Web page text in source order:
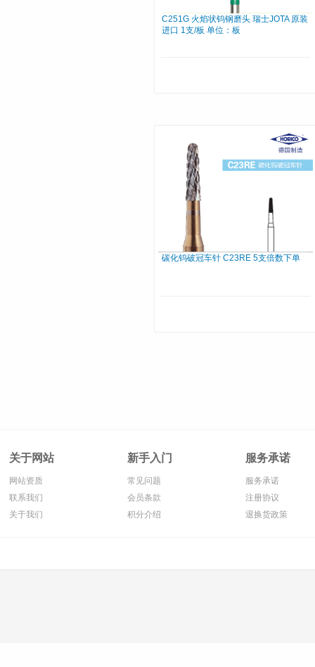
C251G 火焰状钨钢磨头 瑞士JOTA 原装
进口 1支/板 单位：板
碳化钨破冠车针 C23RE 5支倍数下单
关于网站
网站资质
联系我们
关于我们
新手入门
常见问题
会员条款
积分介绍
服务承诺
服务承诺
注册协议
退换货政策